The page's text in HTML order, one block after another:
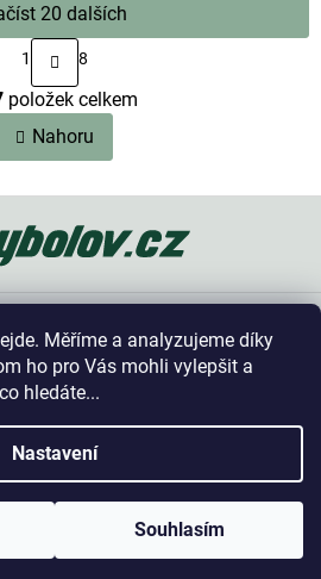
Měříme a analyzujeme díky
ho pro Vás mohli vylepšit a
hledáte...
Nastavení
Souhlasím
O
v
l
a
í
r
v
k
y
v
ý
p
i
20 dalších
S
t
r
á
n
k
o
n
í
1 8
položek celkem
Nahoru
Shoptet